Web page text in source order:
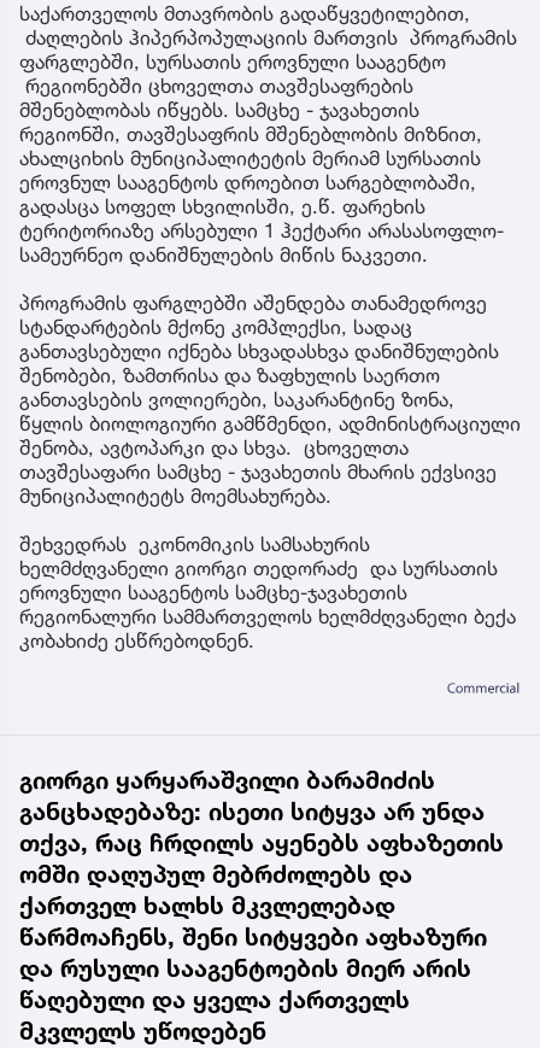
საქართველოს მთავრობის გადაწყვეტილებით,
ძაღლების ჰიპერპოპულაციის მართვის პროგრამის
ფარგლებში, სურსათის ეროვნული სააგენტო
რეგიონებში ცხოველთა თავშესაფრების
მშენებლობას იწყებს. სამცხე - ჯავახეთის
რეგიონში, თავშესაფრის მშენებლობის მიზნით,
ახალციხის მუნიციპალიტეტის მერიამ სურსათის
ეროვნულ სააგენტოს დროებით სარგებლობაში,
გადასცა სოფელ სხვილისში, ე.წ. ფარეხის
ტერიტორიაზე არსებული 1 ჰექტარი არასასოფლო-
სამეურნეო დანიშნულების მიწის ნაკვეთი.
პროგრამის ფარგლებში აშენდება თანამედროვე
სტანდარტების მქონე კომპლექსი, სადაც
განთავსებული იქნება სხვადასხვა დანიშნულების
შენობები, ზამთრისა და ზაფხულის საერთო
განთავსების ვოლიერები, საკარანტინე ზონა,
წყლის ბიოლოგიური გამწმენდი, ადმინისტრაციული
შენობა, ავტოპარკი და სხვა. ცხოველთა
თავშესაფარი სამცხე - ჯავახეთის მხარის ექვსივე
მუნიციპალიტეტს მოემსახურება.
შეხვედრას ეკონომიკის სამსახურის
ხელმძღვანელი გიორგი თედორაძე და სურსათის
ეროვნული სააგენტოს სამცხე-ჯავახეთის
რეგიონალური სამმართველოს ხელმძღვანელი ბექა
კობახიძე ესწრებოდნენ.
გიორგი ყარყარაშვილი ბარამიძის
განცხადებაზე: ისეთი სიტყვა არ უნდა
თქვა, რაც ჩრდილს აყენებს აფხაზეთის
ომში დაღუპულ მებრძოლებს და
ქართველ ხალხს მკვლელებად
წარმოაჩენს, შენი სიტყვები აფხაზური
და რუსული სააგენტოების მიერ არის
წაღებული და ყველა ქართველს
მკვლელს უწოდებენ